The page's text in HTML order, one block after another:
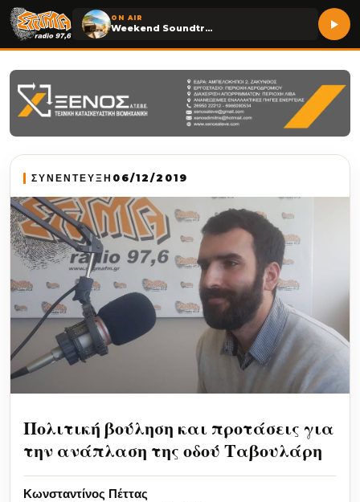
ON AIR
Weekend Soundtrack
ΣΥΝΕΝΤΕΥΞΗ 06/12/2019
Πολιτική βούληση και προτάσεις για
την ανάπλαση της οδού Ταβουλάρη
Κωνσταντίνος Πέττας